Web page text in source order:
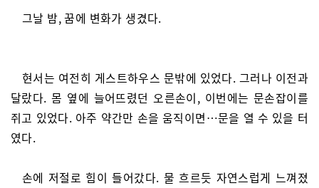
그날 밤, 꿈에 변화가 생겼다.
현서는 여전히 게스트하우스 문밖에 있었다. 그러나 이전과
달랐다. 몸 옆에 늘어뜨렸던 오른손이, 이번에는 문손잡이를
쥐고 있었다. 아주 약간만 손을 움직이면…문을 열 수 있을 터
였다.
손에 저절로 힘이 들어갔다. 물 흐르듯 자연스럽게 느껴졌